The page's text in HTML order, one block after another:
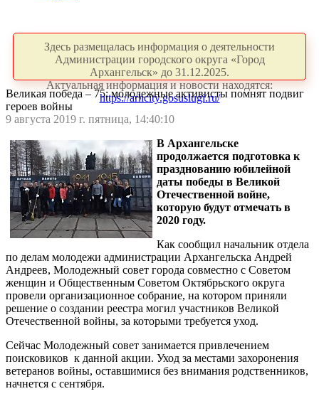
Здесь размещалась информация о деятельности
Администрации городского округа «Город
Архангельск» до 31.12.2025.
Актуальная информация и новости находятся:
https://arhcity.gosuslugi.ru/
Великая победа – 75: молодежные активисты помнят подвиг
героев войны
9 августа 2019 г. пятница, 14:40:10
В Архангельске
продолжается подготовка к
празднованию юбилейной
даты победы в Великой
Отечественной войне,
которую будут отмечать в
2020 году.
Как сообщил начальник отдела
по делам молодежи администрации Архангельска Андрей
Андреев, Молодежный совет города совместно с Советом
женщин и Общественным Советом Октябрьского округа
провели организационное собрание, на котором приняли
решение о создании реестра могил участников Великой
Отечественной войны, за которыми требуется уход.
Сейчас Молодежный совет занимается привлечением
поисковиков к данной акции. Уход за местами захоронения
ветеранов войны, оставшимися без внимания родственников,
начнется с сентября.